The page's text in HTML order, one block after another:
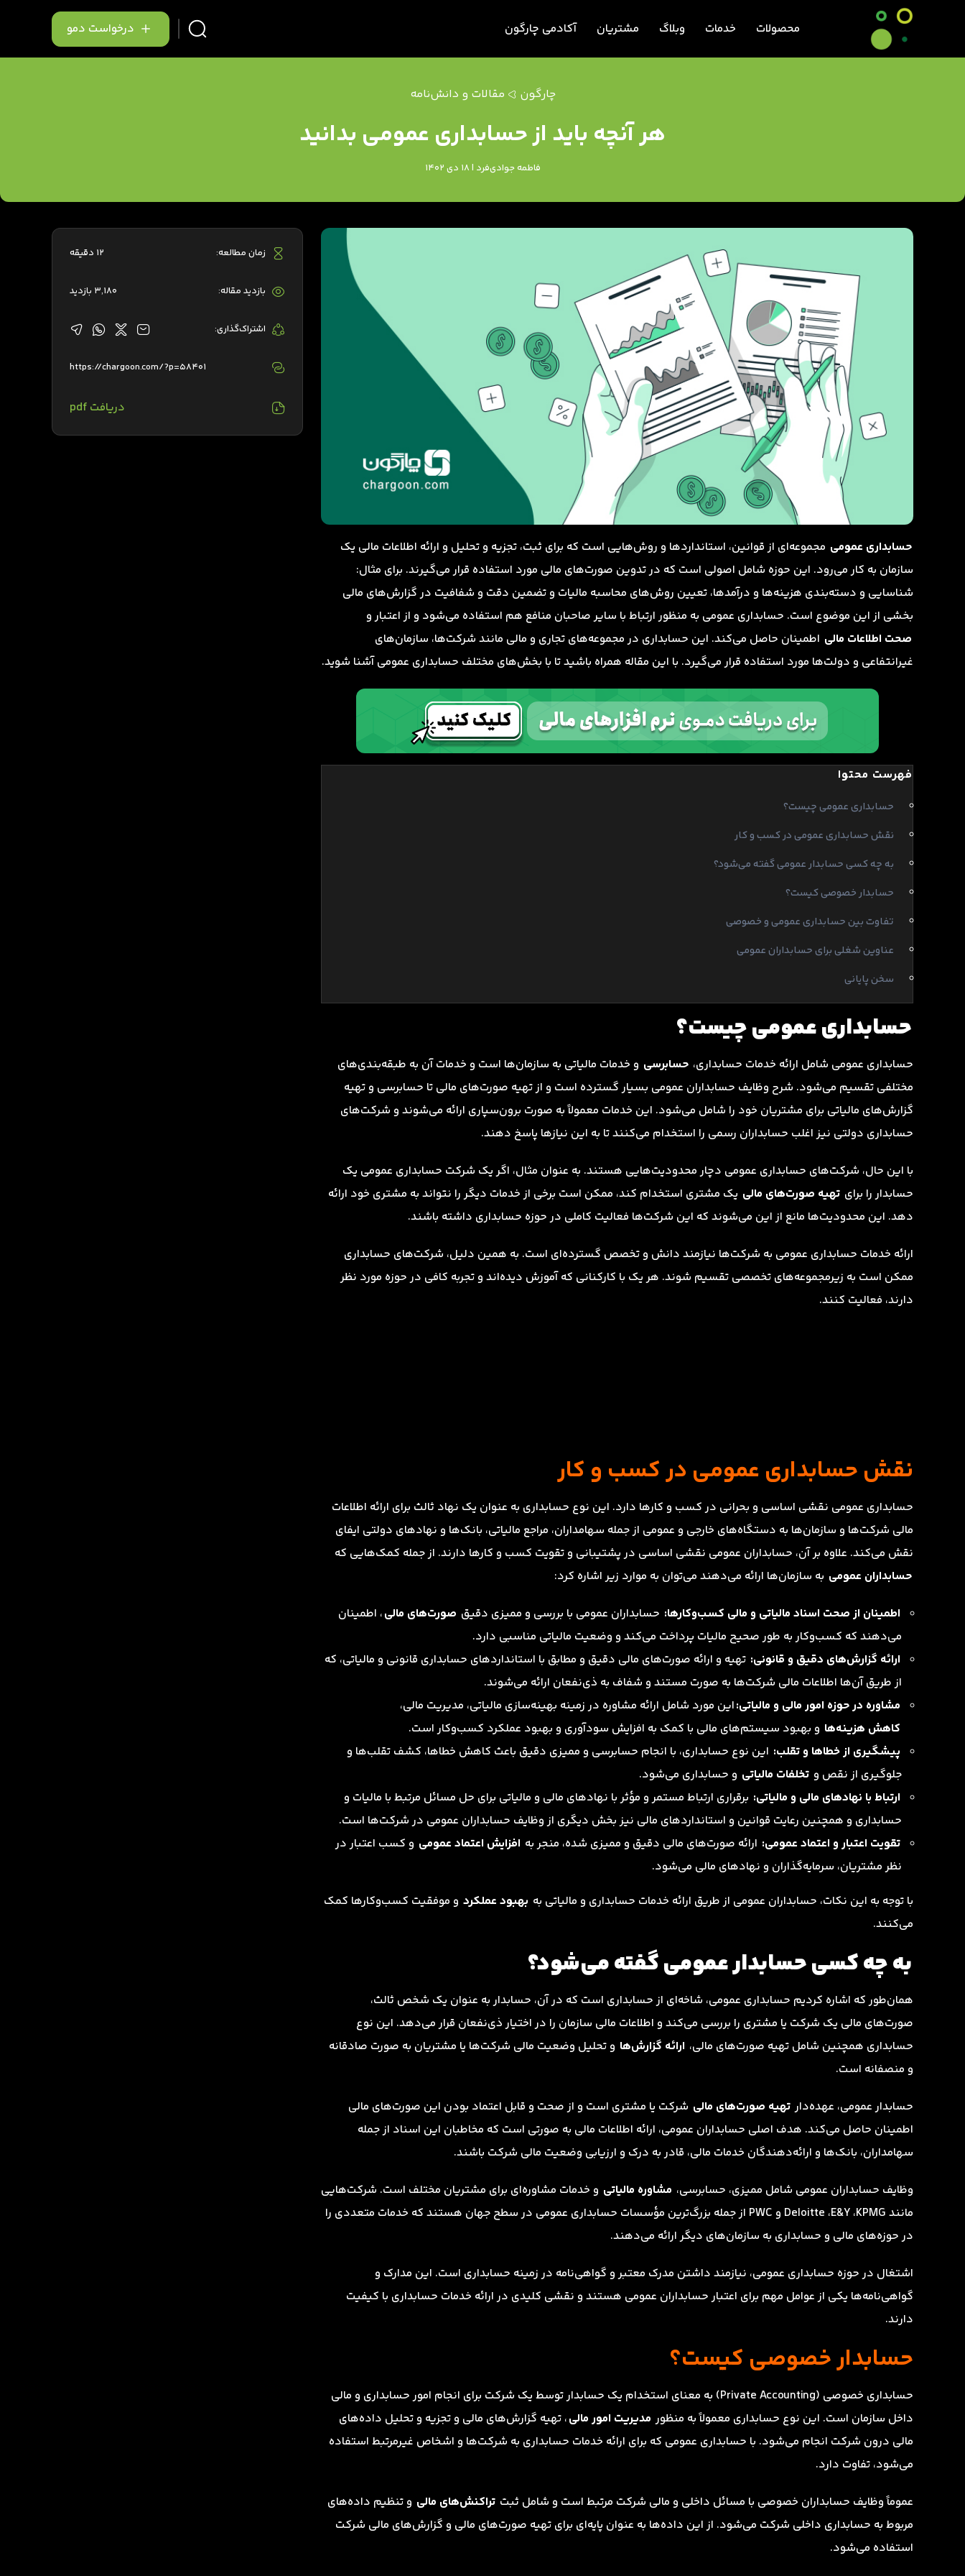
محصولات خدمات وبلاگ مشتریان آکادمی چارگون درخواست دمو
چارگون مقالات و دانش‌نامه
هر آنچه باید از حسابداری عمومی بدانید
فاطمه جوادی‌فرد | 18 دی 1402
حسابداری عمومی مجموعه‌ای از قوانین، استانداردها و روش‌هایی است که برای ثبت، تجزیه و تحلیل و ارائه اطلاعات مالی یک
سازمان به کار می‌رود. این حوزه شامل اصولی است که در تدوین صورت‌های مالی مورد استفاده قرار می‌گیرند. برای مثال:
شناسایی و دسته‌بندی هزینه‌ها و درآمدها، تعیین روش‌های محاسبه مالیات و تضمین دقت و شفافیت در گزارش‌های مالی
بخشی از این موضوع است. حسابداری عمومی به منظور ارتباط با سایر صاحبان منافع هم استفاده می‌شود و از اعتبار و
صحت اطلاعات مالی اطمینان حاصل می‌کند. این حسابداری در مجموعه‌های تجاری و مالی مانند شرکت‌ها، سازمان‌های
غیرانتفاعی و دولت‌ها مورد استفاده قرار می‌گیرد. با این مقاله همراه باشید تا با بخش‌های مختلف حسابداری عمومی آشنا شوید.
فهرست محتوا
حسابداری عمومی چیست؟
نقش حسابداری عمومی در کسب و کار
به چه کسی حسابدار عمومی گفته می‌شود؟
حسابدار خصوصی کیست؟
تفاوت بین حسابداری عمومی و خصوصی
عناوین شغلی برای حسابداران عمومی
سخن پایانی
حسابداری عمومی چیست؟
حسابداری عمومی شامل ارائه خدمات حسابداری، حسابرسی و خدمات مالیاتی به سازمان‌ها است و خدمات آن به طبقه‌بندی‌های
مختلفی تقسیم می‌شود. شرح وظایف حسابداران عمومی بسیار گسترده است و از تهیه صورت‌های مالی تا حسابرسی و تهیه
گزارش‌های مالیاتی برای مشتریان خود را شامل می‌شود. این خدمات معمولاً به صورت برون‌سپاری ارائه می‌شوند و شرکت‌های
حسابداری دولتی نیز اغلب حسابداران رسمی را استخدام می‌کنند تا به این نیازها پاسخ دهند.
با این حال، شرکت‌های حسابداری عمومی دچار محدودیت‌هایی هستند. به عنوان مثال، اگر یک شرکت حسابداری عمومی یک
حسابدار را برای تهیه صورت‌های مالی یک مشتری استخدام کند، ممکن است برخی از خدمات دیگر را نتواند به مشتری خود ارائه
دهد. این محدودیت‌ها مانع از این می‌شوند که این شرکت‌ها فعالیت کاملی در حوزه حسابداری داشته باشند.
ارائه خدمات حسابداری عمومی به شرکت‌ها نیازمند دانش و تخصص گسترده‌ای است. به همین دلیل، شرکت‌های حسابداری
ممکن است به زیرمجموعه‌های تخصصی تقسیم شوند. هر یک با کارکنانی که آموزش دیده‌اند و تجربه کافی در حوزه مورد نظر
دارند، فعالیت کنند.
نقش حسابداری عمومی در کسب و کار
حسابداری عمومی نقشی اساسی و بحرانی در کسب و کارها دارد. این نوع حسابداری به عنوان یک نهاد ثالث برای ارائه اطلاعات
مالی شرکت‌ها و سازمان‌ها به دستگاه‌های خارجی و عمومی از جمله سهامداران، مراجع مالیاتی، بانک‌ها و نهادهای دولتی ایفای
نقش می‌کند. علاوه بر آن، حسابداران عمومی نقشی اساسی در پشتیبانی و تقویت کسب و کارها دارند. از جمله کمک‌هایی که
حسابداران عمومی به سازمان‌ها ارائه می‌دهند می‌توان به موارد زیر اشاره کرد:
اطمینان از صحت اسناد مالیاتی و مالی کسب‌وکارها: حسابداران عمومی با بررسی و ممیزی دقیق صورت‌های مالی، اطمینان
می‌دهند که کسب‌وکار به طور صحیح مالیات پرداخت می‌کند و وضعیت مالیاتی مناسبی دارد.
ارائه گزارش‌های دقیق و قانونی: تهیه و ارائه صورت‌های مالی دقیق و مطابق با استانداردهای حسابداری قانونی و مالیاتی، که
از طریق آن‌ها اطلاعات مالی شرکت‌ها به صورت مستند و شفاف به ذی‌نفعان ارائه می‌شوند.
مشاوره در حوزه امور مالی و مالیاتی:این مورد شامل ارائه مشاوره در زمینه بهینه‌سازی مالیاتی، مدیریت مالی،
کاهش هزینه‌ها و بهبود سیستم‌های مالی با کمک به افزایش سودآوری و بهبود عملکرد کسب‌وکار است.
پیشگیری از خطاها و تقلب: این نوع حسابداری، با انجام حسابرسی و ممیزی دقیق باعث کاهش خطاها، کشف تقلب‌ها و
جلوگیری از نقص و تخلفات مالیاتی و حسابداری می‌شود.
ارتباط با نهادهای مالی و مالیاتی: برقراری ارتباط مستمر و مؤثر با نهادهای مالی و مالیاتی برای حل مسائل مرتبط با مالیات و
حسابداری و همچنین رعایت قوانین و استانداردهای مالی نیز بخش دیگری از وظایف حسابداران عمومی در شرکت‌ها است.
تقویت اعتبار و اعتماد عمومی: ارائه صورت‌های مالی دقیق و ممیزی شده، منجر به افزایش اعتماد عمومی و کسب اعتبار در
نظر مشتریان، سرمایه‌گذاران و نهادهای مالی می‌شود.
با توجه به این نکات، حسابداران عمومی از طریق ارائه خدمات حسابداری و مالیاتی به بهبود عملکرد و موفقیت کسب‌وکارها کمک
می‌کنند.
به چه کسی حسابدار عمومی گفته می‌شود؟
همان‌طور که اشاره کردیم حسابداری عمومی، شاخه‌ای از حسابداری است که در آن، حسابدار به عنوان یک شخص ثالث،
صورت‌های مالی یک شرکت یا مشتری را بررسی می‌کند و اطلاعات مالی سازمان را در اختیار ذی‌نفعان قرار می‌دهد. این نوع
حسابداری همچنین شامل تهیه صورت‌های مالی، ارائه گزارش‌ها و تحلیل وضعیت مالی شرکت‌ها یا مشتریان به صورت صادقانه
و منصفانه است.
حسابدار عمومی، عهده‌دار تهیه صورت‌های مالی شرکت یا مشتری است و از صحت و قابل اعتماد بودن این صورت‌های مالی
اطمینان حاصل می‌کند. هدف اصلی حسابداران عمومی، ارائه اطلاعات مالی به صورتی است که مخاطبان این اسناد از جمله
سهامداران، بانک‌ها و ارائه‌دهندگان خدمات مالی، قادر به درک و ارزیابی وضعیت مالی شرکت باشند.
وظایف حسابداران عمومی شامل ممیزی، حسابرسی، مشاوره مالیاتی و خدمات مشاوره‌ای برای مشتریان مختلف است. شرکت‌هایی
مانند Deloitte ،E&Y ،KPMG و PWC از جمله بزرگ‌ترین مؤسسات حسابداری عمومی در سطح جهان هستند که خدمات متعددی را
در حوزه‌های مالی و حسابداری به سازمان‌های دیگر ارائه می‌دهند.
اشتغال در حوزه حسابداری عمومی، نیازمند داشتن مدرک معتبر و گواهی‌نامه در زمینه حسابداری است. این مدارک و
گواهی‌نامه‌ها یکی از عوامل مهم برای اعتبار حسابداران عمومی هستند و نقشی کلیدی در ارائه خدمات حسابداری با کیفیت
دارند.
حسابدار خصوصی کیست؟
حسابداری خصوصی (Private Accounting) به معنای استخدام یک حسابدار توسط یک شرکت برای انجام امور حسابداری و مالی
داخل سازمان است. این نوع حسابداری معمولاً به منظور مدیریت امور مالی، تهیه گزارش‌های مالی و تجزیه و تحلیل داده‌های
مالی درون شرکت انجام می‌شود. با حسابداری عمومی که برای ارائه خدمات حسابداری به شرکت‌ها و اشخاص غیرمرتبط استفاده
می‌شود، تفاوت دارد.
عموماً وظایف حسابداران خصوصی با مسائل داخلی و مالی شرکت مرتبط است و شامل ثبت تراکنش‌های مالی و تنظیم داده‌های
مربوط به حسابداری داخلی شرکت می‌شود. از این داده‌ها به عنوان پایه‌ای برای تهیه صورت‌های مالی و گزارش‌های مالی شرکت
استفاده می‌شود.
زمان مطالعه: 12 دقیقه
بازدید مقاله: 3,180 بازدید
اشتراک‌گذاری:
https://chargoon.com/?p=58401
دریافت pdf